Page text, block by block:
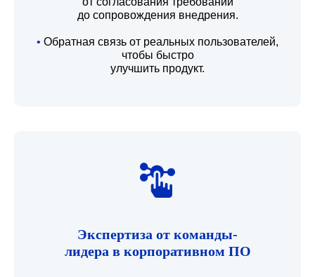
до сопровождения внедрения.
• Обратная связь от реальных пользователей,
чтобы быстро
улучшить продукт.
Экспертиза от команды-
лидера в корпоративном ПО